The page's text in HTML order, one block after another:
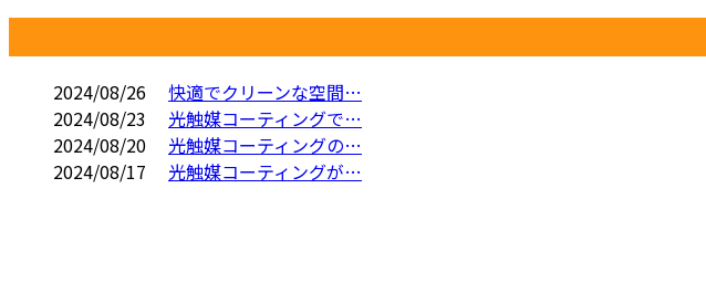
2024/08/26
快適でクリーンな空間…
2024/08/23
光触媒コーティングで…
2024/08/20
光触媒コーティングの…
2024/08/17
光触媒コーティングが…